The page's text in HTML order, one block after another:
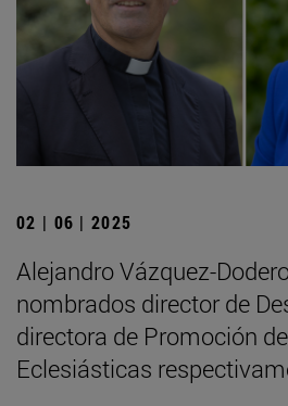
02 | 06 | 2025
Alejandro Vázquez-
nombrados director de
directora de Promoción
Eclesiásticas